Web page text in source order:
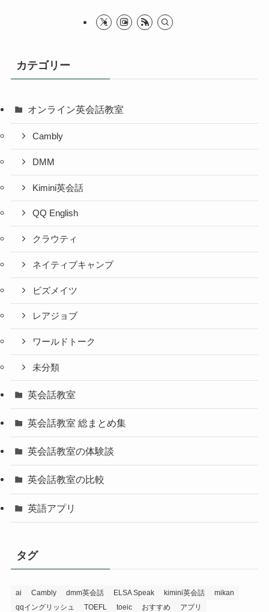
カテゴリー
オンライン英会話教室
Cambly
DMM
Kimini英会話
QQ English
クラウティ
ネイティブキャンプ
ビズメイツ
レアジョブ
ワールドトーク
未分類
英会話教室
英会話教室 総まとめ集
英会話教室の体験談
英会話教室の比較
英語アプリ
タグ
ai Cambly dmm英会話 ELSA Speak kimini英会話
mikan
qqイングリッシュ
TOEFL toeic おすすめ アプリ